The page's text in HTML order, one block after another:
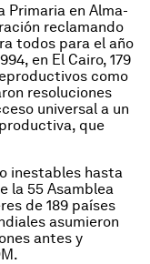
Primaria en Alma-
reclamando
todos para el año
en El Cairo, 179
como
resoluciones
universal a un
que
inestables hasta
la 55 Asamblea
de 189 países
asumieron
antes y